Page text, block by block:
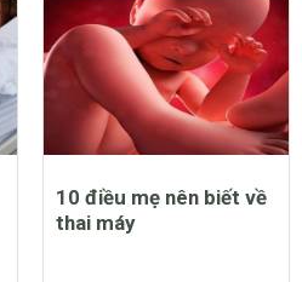
10 điều mẹ nên biết về
thai máy